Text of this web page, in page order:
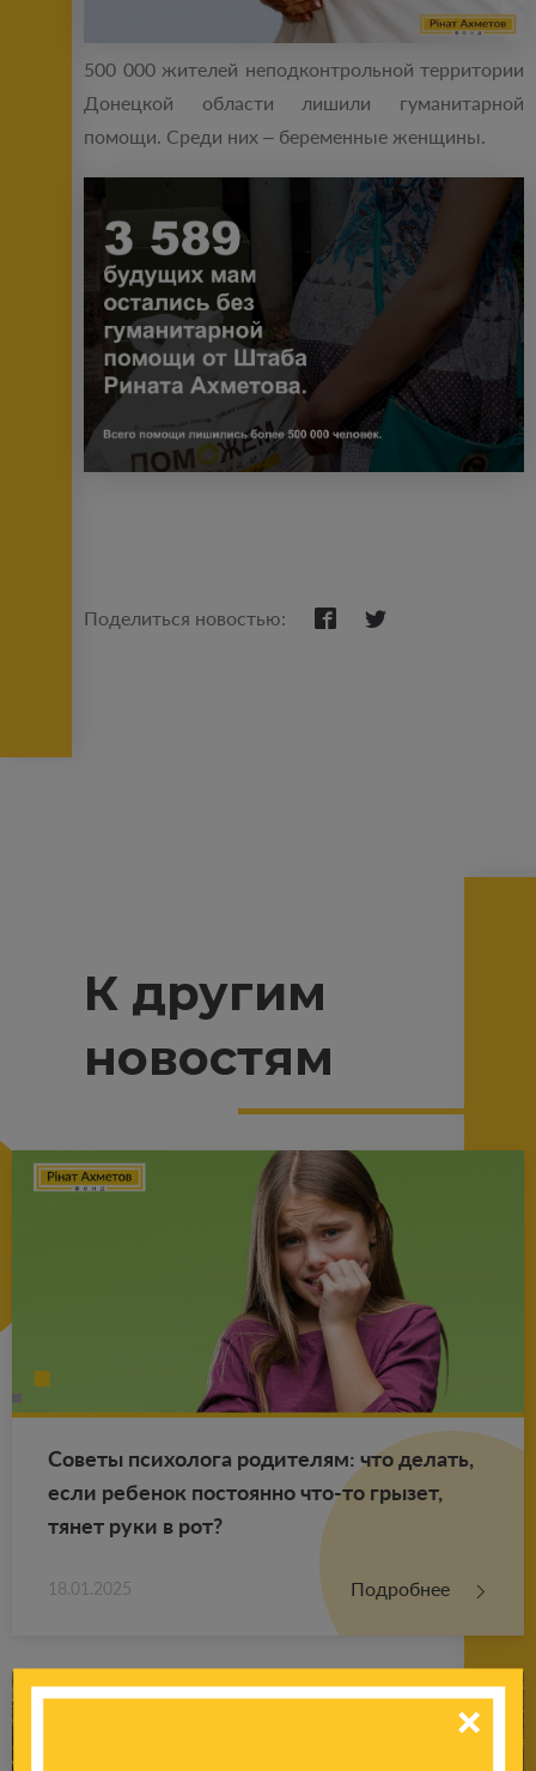
500 000 жителей неподконтрольной территории
Донецкой области лишили гуманитарной
помощи. Среди них – беременные женщины.
Поделиться новостью:
К другим
новостям
Со­ве­ты пси­хо­ло­га ро­ди­те­лям: что де­лать,
если ре­бе­нок по­сто­ян­но что-то гры­зет,
тянет руки в рот?
18.01.2025 Подробнее